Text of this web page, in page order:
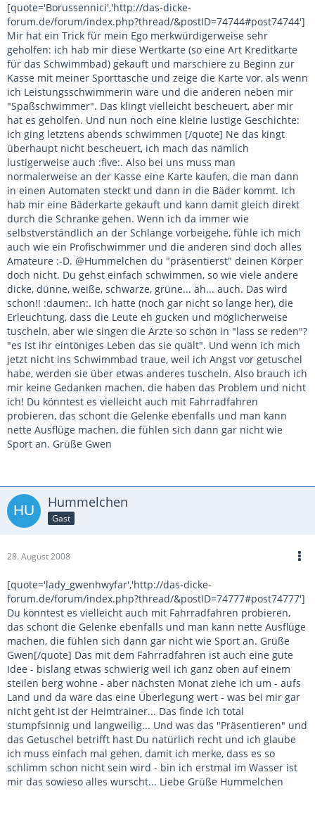
[quote='Borussennici','http://das-dicke-
forum.de/forum/index.php?thread/&postID=74744#post74744']
Mir hat ein Trick für mein Ego merkwürdigerweise sehr
geholfen: ich hab mir diese Wertkarte (so eine Art Kreditkarte
für das Schwimmbad) gekauft und marschiere zu Beginn zur
Kasse mit meiner Sporttasche und zeige die Karte vor, als wenn
ich Leistungsschwimmerin wäre und die anderen neben mir
"Spaßschwimmer". Das klingt vielleicht bescheuert, aber mir
hat es geholfen. Und nun noch eine kleine lustige Geschichte:
ich ging letztens abends schwimmen [/quote] Ne das kingt
überhaupt nicht bescheuert, ich mach das nämlich
lustigerweise auch :five:. Also bei uns muss man
normalerweise an der Kasse eine Karte kaufen, die man dann
in einen Automaten steckt und dann in die Bäder kommt. Ich
hab mir eine Bäderkarte gekauft und kann damit gleich direkt
durch die Schranke gehen. Wenn ich da immer wie
selbstverständlich an der Schlange vorbeigehe, fühle ich mich
auch wie ein Profischwimmer und die anderen sind doch alles
Amateure :-D. @Hummelchen du "präsentierst" deinen Körper
doch nicht. Du gehst einfach schwimmen, so wie viele andere
dicke, dünne, weiße, schwarze, grüne... äh... auch. Das wird
schon!! :daumen:. Ich hatte (noch gar nicht so lange her), die
Erleuchtung, dass die Leute eh gucken und möglicherweise
tuscheln, aber wie singen die Ärzte so schön in "lass se reden"?
"es ist ihr eintöniges Leben das sie quält". Und wenn ich mich
jetzt nicht ins Schwimmbad traue, weil ich Angst vor getuschel
habe, werden sie über etwas anderes tuscheln. Also brauch ich
mir keine Gedanken machen, die haben das Problem und nicht
ich! Du könntest es vielleicht auch mit Fahrradfahren
probieren, das schont die Gelenke ebenfalls und man kann
nette Ausflüge machen, die fühlen sich dann gar nicht wie
Sport an. Grüße Gwen
Hummelchen
Gast
28. August 2008
[quote='lady_gwenhwyfar','http://das-dicke-
forum.de/forum/index.php?thread/&postID=74777#post74777']
Du könntest es vielleicht auch mit Fahrradfahren probieren,
das schont die Gelenke ebenfalls und man kann nette Ausflüge
machen, die fühlen sich dann gar nicht wie Sport an. Grüße
Gwen[/quote] Das mit dem Fahrradfahren ist auch eine gute
Idee - bislang etwas schwierig weil ich ganz oben auf einem
steilen berg wohne - aber nächsten Monat ziehe ich um - aufs
Land und da wäre das eine Überlegung wert - was bei mir gar
nicht geht ist der Heimtrainer... Das finde ich total
stumpfsinnig und langweilig... Und was das "Präsentieren" und
das Getuschel betrifft hast Du natürlich recht und ich glaube
ich muss einfach mal gehen, damit ich merke, dass es so
schlimm schon nicht sein wird - bin ich erstmal im Wasser ist
mir das sowieso alles wurscht... Liebe Grüße Hummelchen